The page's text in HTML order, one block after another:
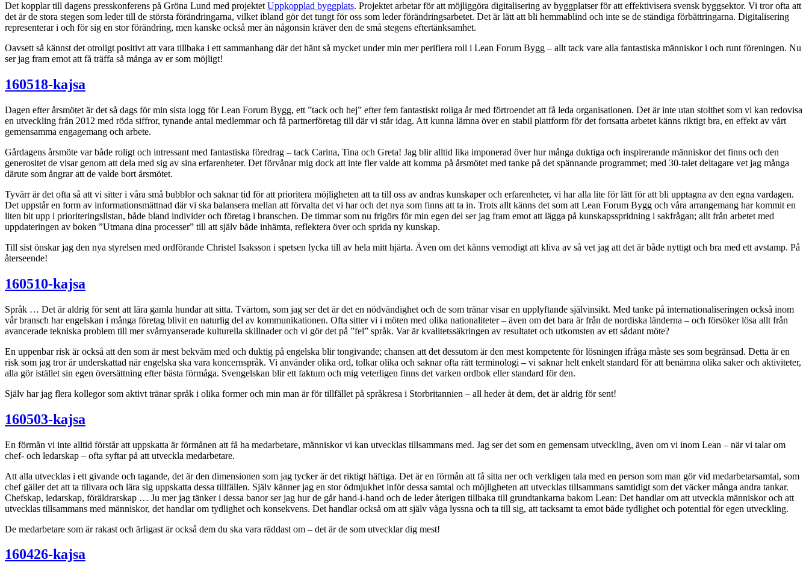
Det kopplar till dagens presskonferens på Gröna Lund med projektet Uppkopplad byggplats. Projektet arbetar för att möjliggöra digitalisering av byggplatser för att effektivisera svensk byggsektor. Vi tror ofta att
det är de stora stegen som leder till de största förändringarna, vilket ibland gör det tungt för oss som leder förändringsarbetet. Det är lätt att bli hemmablind och inte se de ständiga förbättringarna. Digitalisering
representerar i och för sig en stor förändring, men kanske också mer än någonsin kräver den de små stegens eftertänksamhet.
Oavsett så kännst det otroligt positivt att vara tillbaka i ett sammanhang där det hänt så mycket under min mer perifiera roll i Lean Forum Bygg – allt tack vare alla fantastiska människor i och runt föreningen. Nu
ser jag fram emot att få träffa så många av er som möjligt!
160518-kajsa
Dagen efter årsmötet är det så dags för min sista logg för Lean Forum Bygg, ett ”tack och hej” efter fem fantastiskt roliga år med förtroendet att få leda organisationen. Det är inte utan stolthet som vi kan redovisa
en utveckling från 2012 med röda siffror, tynande antal medlemmar och få partnerföretag till där vi står idag. Att kunna lämna över en stabil plattform för det fortsatta arbetet känns riktigt bra, en effekt av vårt
gemensamma engagemang och arbete.
Gårdagens årsmöte var både roligt och intressant med fantastiska föredrag – tack Carina, Tina och Greta! Jag blir alltid lika imponerad över hur många duktiga och inspirerande människor det finns och den
generositet de visar genom att dela med sig av sina erfarenheter. Det förvånar mig dock att inte fler valde att komma på årsmötet med tanke på det spännande programmet; med 30-talet deltagare vet jag många
därute som ångrar att de valde bort årsmötet.
Tyvärr är det ofta så att vi sitter i våra små bubblor och saknar tid för att prioritera möjligheten att ta till oss av andras kunskaper och erfarenheter, vi har alla lite för lätt för att bli upptagna av den egna vardagen.
Det uppstår en form av informationsmättnad där vi ska balansera mellan att förvalta det vi har och det nya som finns att ta in. Trots allt känns det som att Lean Forum Bygg och våra arrangemang har kommit en
liten bit upp i prioriteringslistan, både bland individer och företag i branschen. De timmar som nu frigörs för min egen del ser jag fram emot att lägga på kunskapsspridning i sakfrågan; allt från arbetet med
uppdateringen av boken ”Utmana dina processer” till att själv både inhämta, reflektera över och sprida ny kunskap.
Till sist önskar jag den nya styrelsen med ordförande Christel Isaksson i spetsen lycka till av hela mitt hjärta. Även om det känns vemodigt att kliva av så vet jag att det är både nyttigt och bra med ett avstamp. På
återseende!
160510-kajsa
Språk … Det är aldrig för sent att lära gamla hundar att sitta. Tvärtom, som jag ser det är det en nödvändighet och de som tränar visar en upplyftande självinsikt. Med tanke på internationaliseringen också inom
vår bransch har engelskan i många företag blivit en naturlig del av kommunikationen. Ofta sitter vi i möten med olika nationaliteter – även om det bara är från de nordiska länderna – och försöker lösa allt från
avancerade tekniska problem till mer svårnyanserade kulturella skillnader och vi gör det på ”fel” språk. Var är kvalitetssäkringen av resultatet och utkomsten av ett sådant möte?
En uppenbar risk är också att den som är mest bekväm med och duktig på engelska blir tongivande; chansen att det dessutom är den mest kompetente för lösningen ifråga måste ses som begränsad. Detta är en
risk som jag tror är underskattad när engelska ska vara koncernspråk. Vi använder olika ord, tolkar olika och saknar ofta rätt terminologi – vi saknar helt enkelt standard för att benämna olika saker och aktiviteter,
alla gör istället sin egen översättning efter bästa förmåga. Svengelskan blir ett faktum och mig veterligen finns det varken ordbok eller standard för den.
Själv har jag flera kollegor som aktivt tränar språk i olika former och min man är för tillfället på språkresa i Storbritannien – all heder åt dem, det är aldrig för sent!
160503-kajsa
En förmån vi inte alltid förstår att uppskatta är förmånen att få ha medarbetare, människor vi kan utvecklas tillsammans med. Jag ser det som en gemensam utveckling, även om vi inom Lean – när vi talar om
chef- och ledarskap – ofta syftar på att utveckla medarbetare.
Att alla utvecklas i ett givande och tagande, det är den dimensionen som jag tycker är det riktigt häftiga. Det är en förmån att få sitta ner och verkligen tala med en person som man gör vid medarbetarsamtal, som
chef gäller det att ta tillvara och lära sig uppskatta dessa tillfällen. Själv känner jag en stor ödmjukhet inför dessa samtal och möjligheten att utvecklas tillsammans samtidigt som det väcker många andra tankar.
Chefskap, ledarskap, föräldrarskap … Ju mer jag tänker i dessa banor ser jag hur de går hand-i-hand och de leder återigen tillbaka till grundtankarna bakom Lean: Det handlar om att utveckla människor och att
utvecklas tillsammans med människor, det handlar om tydlighet och konsekvens. Det handlar också om att själv våga lyssna och ta till sig, att tacksamt ta emot både tydlighet och potential för egen utveckling.
De medarbetare som är rakast och ärligast är också dem du ska vara räddast om – det är de som utvecklar dig mest!
160426-kajsa